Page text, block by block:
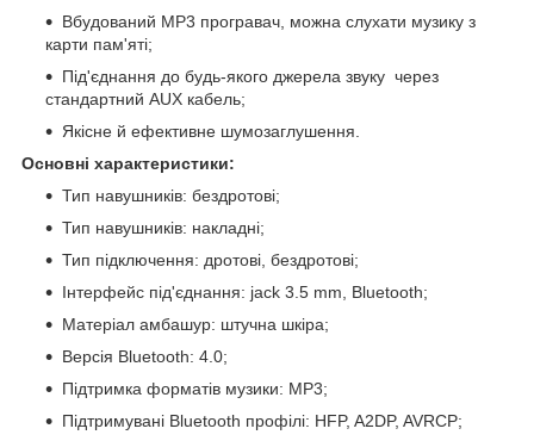
Вбудований MP3 програвач, можна слухати музику з
карти пам'яті;
Під'єднання до будь-якого джерела звуку через
стандартний AUX кабель;
Якісне й ефективне шумозаглушення.
Основні характеристики:
Тип навушників: бездротові;
Тип навушників: накладні;
Тип підключення: дротові, бездротові;
Інтерфейс під'єднання: jack 3.5 mm, Bluetooth;
Матеріал амбашур: штучна шкіра;
Версія Bluetooth: 4.0;
Підтримка форматів музики: MP3;
Підтримувані Bluetooth профілі: HFP, A2DP, AVRCP;